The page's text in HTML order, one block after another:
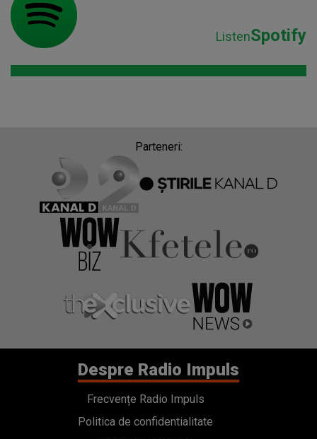
ListenSpotify
Parteneri:
Despre Radio Impuls
Frecvențe Radio Impuls
Politica de confidentialitate